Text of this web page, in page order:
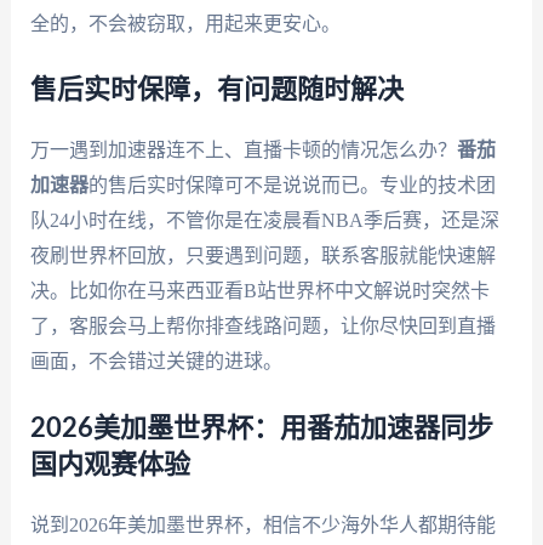
全的，不会被窃取，用起来更安心。
售后实时保障，有问题随时解决
万一遇到加速器连不上、直播卡顿的情况怎么办？ 番茄
加速器的售后实时保障可不是说说而已。专业的技术团
队24小时在线，不管你是在凌晨看NBA季后赛，还是深
夜刷世界杯回放，只要遇到问题，联系客服就能快速解
决。比如你在马来西亚看B站世界杯中文解说时突然卡
了，客服会马上帮你排查线路问题，让你尽快回到直播
画面，不会错过关键的进球。
2026美加墨世界杯：用番茄加速器同步
国内观赛体验
说到2026年美加墨世界杯，相信不少海外华人都期待能